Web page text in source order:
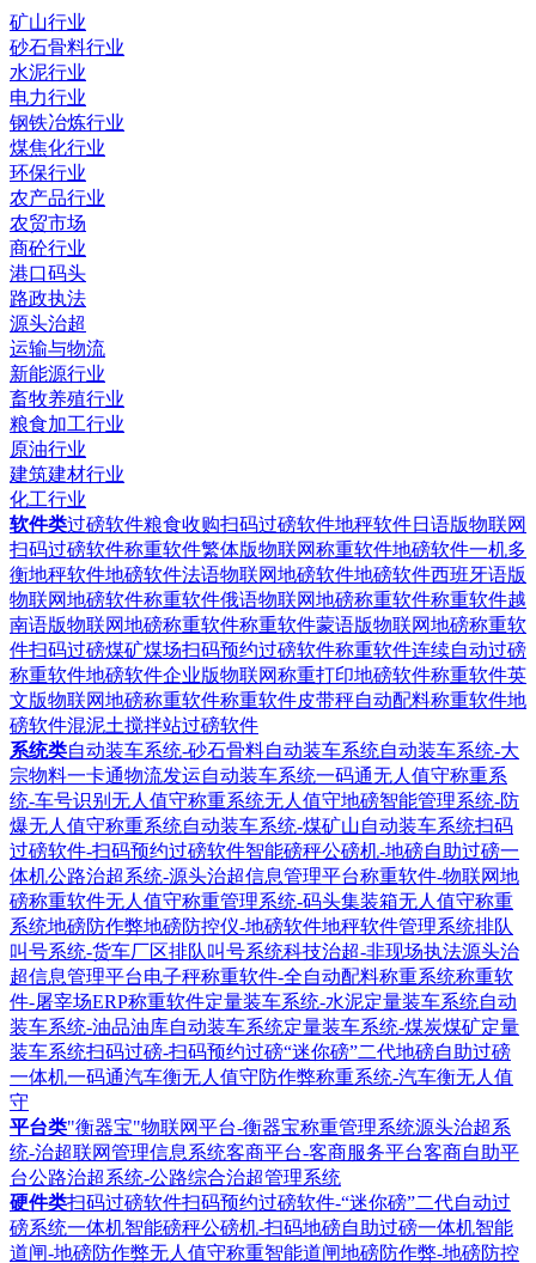
矿山行业
砂石骨料行业
水泥行业
电力行业
钢铁冶炼行业
煤焦化行业
环保行业
农产品行业
农贸市场
商砼行业
港口码头
路政执法
源头治超
运输与物流
新能源行业
畜牧养殖行业
粮食加工行业
原油行业
建筑建材行业
化工行业
软件类过磅软件粮食收购扫码过磅软件地秤软件日语版物联网
扫码过磅软件称重软件繁体版物联网称重软件地磅软件一机多
衡地秤软件地磅软件法语物联网地磅软件地磅软件西班牙语版
物联网地磅软件称重软件俄语物联网地磅称重软件称重软件越
南语版物联网地磅称重软件称重软件蒙语版物联网地磅称重软
件扫码过磅煤矿煤场扫码预约过磅软件称重软件连续自动过磅
称重软件地磅软件企业版物联网称重打印地磅软件称重软件英
文版物联网地磅称重软件称重软件皮带秤自动配料称重软件地
磅软件混泥土搅拌站过磅软件
系统类自动装车系统-砂石骨料自动装车系统自动装车系统-大
宗物料一卡通物流发运自动装车系统一码通无人值守称重系
统-车号识别无人值守称重系统无人值守地磅智能管理系统-防
爆无人值守称重系统自动装车系统-煤矿山自动装车系统扫码
过磅软件-扫码预约过磅软件智能磅秤公磅机-地磅自助过磅一
体机公路治超系统-源头治超信息管理平台称重软件-物联网地
磅称重软件无人值守称重管理系统-码头集装箱无人值守称重
系统地磅防作弊地磅防控仪-地磅软件地秤软件管理系统排队
叫号系统-货车厂区排队叫号系统科技治超-非现场执法源头治
超信息管理平台电子秤称重软件-全自动配料称重系统称重软
件-屠宰场ERP称重软件定量装车系统-水泥定量装车系统自动
装车系统-油品油库自动装车系统定量装车系统-煤炭煤矿定量
装车系统扫码过磅-扫码预约过磅“迷你磅”二代地磅自助过磅
一体机一码通汽车衡无人值守防作弊称重系统-汽车衡无人值
守
平台类"衡器宝"物联网平台-衡器宝称重管理系统源头治超系
统-治超联网管理信息系统客商平台-客商服务平台客商自助平
台公路治超系统-公路综合治超管理系统
硬件类扫码过磅软件扫码预约过磅软件-“迷你磅”二代自动过
磅系统一体机智能磅秤公磅机-扫码地磅自助过磅一体机智能
道闸-地磅防作弊无人值守称重智能道闸地磅防作弊-地磅防控